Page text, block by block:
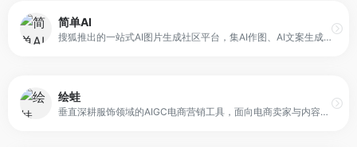
简单AI
搜狐推出的一站式AI图片生成社区平台，集AI作图、AI文案生成、AI图片处理与创作社区于一体。用户通过文字输入即可生成多风格图像，同时支持图片生成图片、图像风格转换及个人写真生成。
绘蛙
垂直深耕服饰领域的AIGC电商营销工具，面向电商卖家与内容创作者，提供AI商品图生成、模特换脸、图生视频及种草文案创作等能力。